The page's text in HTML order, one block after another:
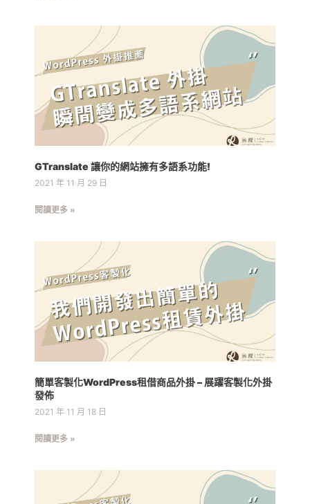
GTranslate 讓你的網站擁有多語系功能!
2021 年 11 月 29 日
閱讀更多 »
簡單客製化WordPress租借商品外掛 – 展躍客製化外掛
發佈
2021 年 11 月 18 日
閱讀更多 »